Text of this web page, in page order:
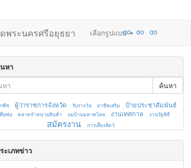
พระนครศรีอยุธยา เลือกรูปแบบ
หา
ค้นหา
พืช ผู้ว่าราชการจังหวัด รับรางวัล อาชีพเสริม ป้ายประชาสัมพันธ์
อพ่อ ตลาดจำหน่ายสินค้า แม่บ้านมหาดไทย งานเทศกาล งานรัฐพิธี
สมัครงาน การเลี้ยงสัตว์
ะเภทข่าว